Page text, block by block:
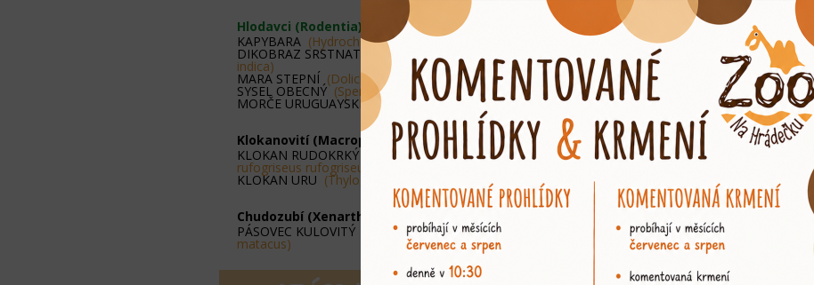
Hlodavci (Rodentia)
KAPYBARA (Hydrochoerus hydrochaeris)
DIKOBRAZ SRSTNATONOSÝ (Hystrix
indica)
MARA STEPNÍ (Dolichotys patagonum)
SYSEL OBECNÝ (Spermophilus citellus)
MORČE URUGUAYSKÉ (Cavia magna)
Klokanovití (Macropodidae)
KLOKAN RUDOKRKÝ
(Notamacropus
rufogriseus rufogriseus)
KLOKAN URU (Thylogale brunii)
Chudozubí (Xenarthra)
PÁSOVEC KULOVITÝ
(Tolypeutes
matacus)